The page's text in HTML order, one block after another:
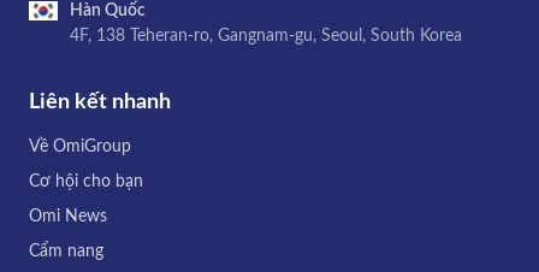
Hàn Quốc
4F, 138 Teheran-ro, Gangnam-gu, Seoul, South Korea
Liên kết nhanh
Về OmiGroup
Cơ hội cho bạn
Omi News
Cẩm nang